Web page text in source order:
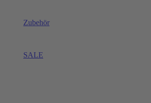
Zubehör
SALE